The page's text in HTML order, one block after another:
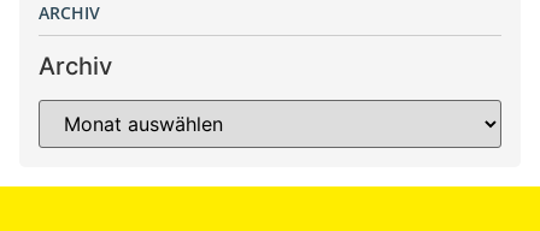
ARCHIV
Archiv